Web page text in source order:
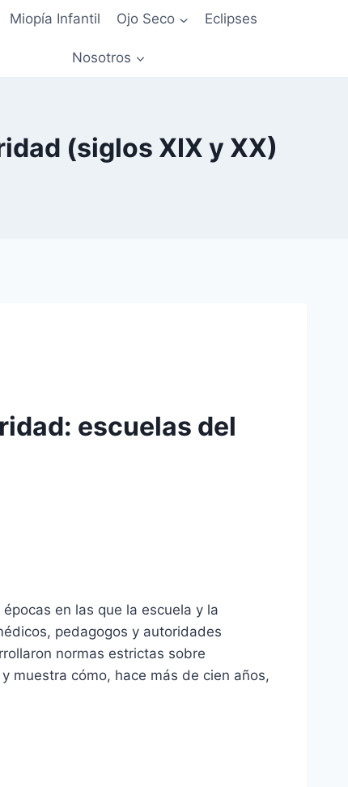
Miopía Infantil Ojo Seco Eclipses
Nosotros
(siglos XIX y XX)
escuelas del
en las que la escuela y la
pedagogos y autoridades
normas estrictas sobre
muestra cómo, hace más de cien años,